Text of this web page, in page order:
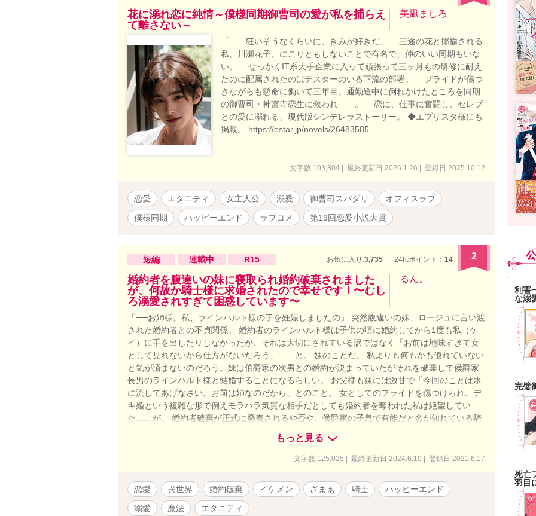
花に溺れ恋に純情～僕様同期御曹司の愛が私を捕らえ
て離さない～
美凪ましろ
「――狂いそうなくらいに、きみが好きだ」 三途の花と揶揄される
私、川瀬花子。にこりともしないことで有名で、仲のいい同期もいな
い。 せっかくIT系大手企業に入って頑張って三ヶ月もの研修に耐え
たのに配属されたのはテスターのいる下流の部署。 プライドが傷つ
きながらも懸命に働いて三年目。通勤途中に倒れかけたところを同期
の御曹司・神宮寺恋生に救われ――。 恋に、仕事に奮闘し、セレブ
との愛に溺れる、現代版シンデレラストーリー。 ◆エブリスタ様にも
掲載。 https://estar.jp/novels/26483585
文字数 103,804 | 最終更新日 2026.1.26 | 登録日 2025.10.12
恋愛 エタニティ 女主人公 溺愛 御曹司スパダリ
オフィスラブ
僕様同期
ハッピーエンド ラブコメ 第19回恋愛小説大賞
短編 連載中 R15 お気に入り:3,735 24h.ポイント： 14 2
婚約者を腹違いの妹に寝取られ婚約破棄されました
が、何故か騎士様に求婚されたので幸せです！〜むし
ろ溺愛されすぎて困惑しています〜
るん。
「──お姉様。私、ラインハルト様の子を妊娠しましたの」 突然腹違いの妹、ロージュに言い渡
された婚約者との不貞関係。 婚約者のラインハルト様は子供の頃に婚約してから1度も私（ケ
イ）に手を出したりしなかったが、それは大切にされている訳ではなく「お前は地味すぎて女
として見れないから仕方がないだろう」……と。 妹のことだ。 私よりも何もかも優れていない
と気が済まないのだろう。妹は伯爵家の次男との婚約が決まっていたがそれを破棄して侯爵家
長男のラインハルト様と結婚することになるらしい。 お父様も妹には激甘で「今回のことは水
に流してあげなさい。お前は姉なのだから」とのこと。 女としてのプライドを傷つけられ、デ
キ婚という複雑な形で例えモラハラ気質な相手だとしても婚約者を奪われた私は絶望してい
た……が。 婚約者破棄が正式に発表されるや否や、侯爵家の子息で有能だと名が知れている騎
✩︎設定ゆるめです ✩魔法が存在する世界観です ✩サクッと読めるように1話を短めにしていま
す。 ★2021年6月19日、ホットランキング4位ランクインしました！皆様のおかげです！あり
た。】も是非お読みください！異世界転移×魔法×恋愛のファンタジー小説です！ ★更新がゆっ
くりめで申し訳ありません。お待ち頂いてる方々にとても感謝しております！いつもありがと
うございます！
もっと見る
文字数 125,025 | 最終更新日 2024.6.10 | 登録日 2021.6.17
恋愛 異世界 婚約破棄 イケメン ざまぁ 騎士
ハッピーエンド
溺愛
魔法 エタニティ
利害
な溺
完璧
死亡
羽目